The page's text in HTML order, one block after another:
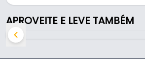
- Altura de corte: 10 mm
APROVEITE E LEVE TAMBÉM